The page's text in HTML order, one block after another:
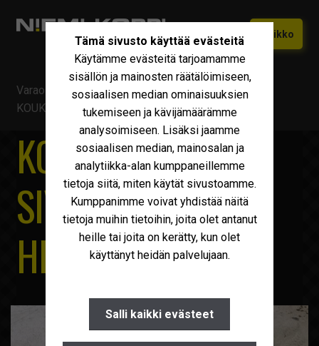
Siirry
Siirry
Valikko
Vaihtokoneet
Uudet Ivecot
Iveco Huolto
Iveco Varaosat
Tarvikkeet
Miksi Niemi-Korpi?
Ostamme
Yhteystiedot
Varaosat ja tarvikkeet/Vaihtolavat ja tarvikkeet
KOUKKULENKKI SIVUPOSKILLA, HITSATTU
KOUKKULENKKI
SIVUPOSKILLA,
HITSATTU
Tämä sivusto käyttää evästeitä
Käytämme evästeitä tarjoamamme
sisällön ja mainosten räätälöimiseen,
sosiaalisen median ominaisuuksien
tukemiseen ja kävijämäärämme
analysoimiseen. Lisäksi jaamme
sosiaalisen median, mainosalan ja
analytiikka-alan kumppaneillemme
tietoja siitä, miten käytät sivustoamme.
Kumppanimme voivat yhdistää näitä
tietoja muihin tietoihin, joita olet antanut
heille tai joita on kerätty, kun olet
käyttänyt heidän palvelujaan.
Salli kaikki evästeet